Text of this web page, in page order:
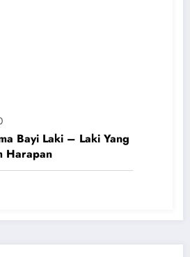
Bayi Laki – Laki Yang
Harapan